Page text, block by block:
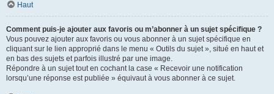
Haut
Comment puis-je ajouter aux favoris ou m’abonner à un sujet spécifique ?
Vous pouvez ajouter aux favoris ou vous abonner à un sujet spécifique en
cliquant sur le lien approprié dans le menu « Outils du sujet », situé en haut et
en bas des sujets et parfois illustré par une image.
Répondre à un sujet tout en cochant la case « Recevoir une notification
lorsqu’une réponse est publiée » équivaut à vous abonner à ce sujet.